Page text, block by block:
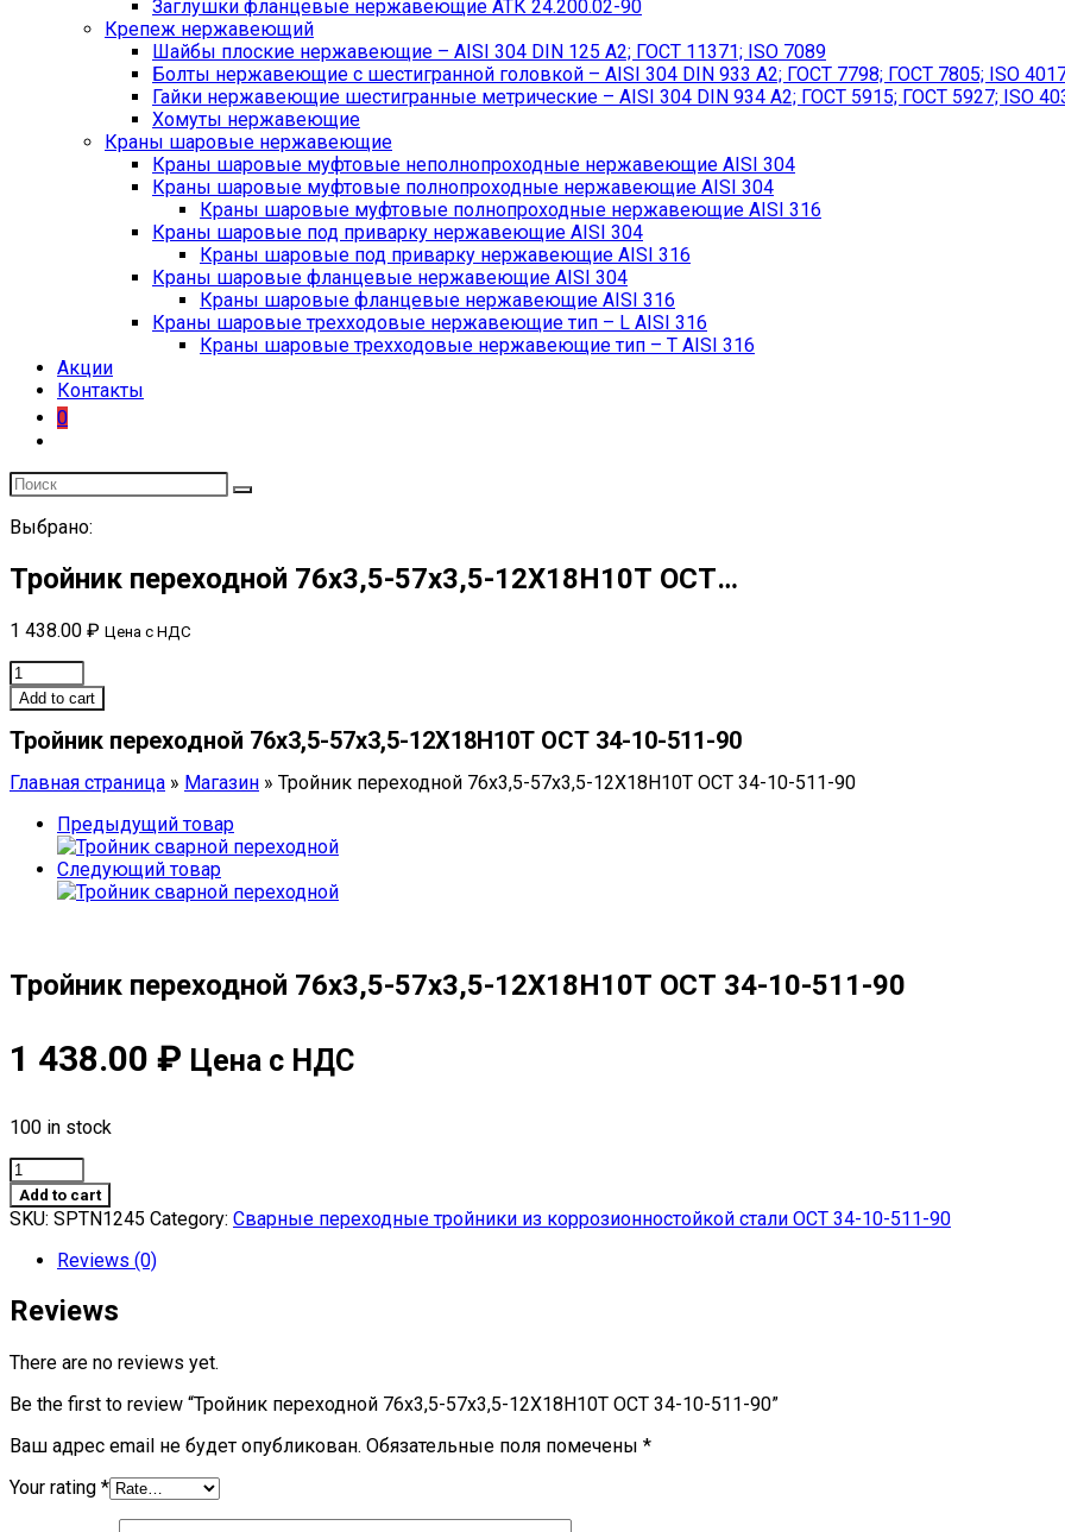
Заглушки фланцевые нержавеющие АТК 24.200.02-90
Крепеж нержавеющий
Шайбы плоские нержавеющие – AISI 304 DIN 125 A2; ГОСТ 11371; ISO 7089
Болты нержавеющие с шестигранной головкой – AISI 304 DIN 933 A2; ГОСТ 7798; ГОСТ 7805; ISO
Гайки нержавеющие шестигранные метрические – AISI 304 DIN 934 А2; ГОСТ 5915; ГОСТ 5927; ISO
Хомуты нержавеющие
Краны шаровые нержавеющие
Краны шаровые муфтовые неполнопроходные нержавеющие AISI 304
Краны шаровые муфтовые полнопроходные нержавеющие AISI 304
Краны шаровые муфтовые полнопроходные нержавеющие AISI 316
Краны шаровые под приварку нержавеющие AISI 304
Краны шаровые под приварку нержавеющие AISI 316
Краны шаровые фланцевые нержавеющие AISI 304
Краны шаровые фланцевые нержавеющие AISI 316
Краны шаровые трехходовые нержавеющие тип – L AISI 316
Краны шаровые трехходовые нержавеющие тип – T AISI 316
Акции
Контакты
0
Выбрано:
Тройник переходной 76х3,5-57х3,5-12Х18Н10Т ОСТ…
1 438.00 ₽ Цена с НДС
Тройник
переходной
76х3,5-
57х3,5-
12Х18Н10Т
ОСТ
quantity
Add to cart
Тройник переходной 76х3,5-57х3,5-12Х18Н10Т ОСТ 34-10-511-90
Главная страница » Магазин » Тройник переходной 76х3,5-57х3,5-12Х18Н10Т ОСТ 34-10-511-90
Предыдущий товар
Следующий товар
Тройник переходной 76х3,5-57х3,5-12Х18Н10Т ОСТ 34-10-511-90
1 438.00 ₽ Цена с НДС
100 in stock
Тройник
переходной
76х3,5-
12Х18Н10Т
34-
10-
90
quantity
Add to cart
SKU: SPTN1245 Category: Сварные переходные тройники из коррозионностойкой стали ОСТ 34-10-511-90
Reviews (0)
Reviews
There are no reviews yet.
Be the first to review “Тройник переходной 76х3,5-57х3,5-12Х18Н10Т ОСТ 34-10-511-90”
Ваш адрес email не будет опубликован. Обязательные поля помечены *
Your rating *